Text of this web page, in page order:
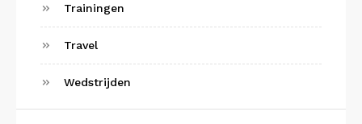
Trainingen
Travel
Wedstrijden